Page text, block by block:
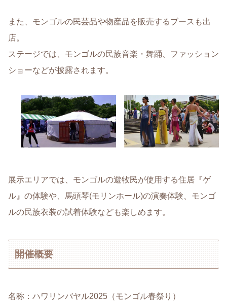
また、モンゴルの民芸品や物産品を販売するブースも出
店。
ステージでは、モンゴルの民族音楽・舞踊、ファッション
ショーなどが披露されます。
展示エリアでは、モンゴルの遊牧民が使用する住居『ゲ
ル』の体験や、馬頭琴(モリンホール)の演奏体験、モンゴ
ルの民族衣装の試着体験なども楽しめます。
開催概要
名称：ハワリンバヤル2025（モンゴル春祭り）